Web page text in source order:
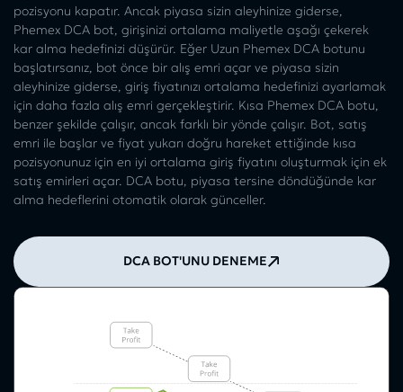
pozisyonu kapatır. Ancak piyasa sizin aleyhinize giderse,
Phemex DCA bot, girişinizi ortalama maliyetle aşağı çekerek
kar alma hedefinizi düşürür. Eğer Uzun Phemex DCA botunu
başlatırsanız, bot önce bir alış emri açar ve piyasa sizin
aleyhinize giderse, giriş fiyatınızı ortalama hedefinizi ayarlamak
için daha fazla alış emri gerçekleştirir. Kısa Phemex DCA botu,
benzer şekilde çalışır, ancak farklı bir yönde çalışır. Bot, satış
emri ile başlar ve fiyat yukarı doğru hareket ettiğinde kısa
pozisyonunuz için en iyi ortalama giriş fiyatını oluşturmak için ek
satış emirleri açar. DCA botu, piyasa tersine döndüğünde kar
alma hedeflerini otomatik olarak günceller.
DCA BOT'UNU DENEME